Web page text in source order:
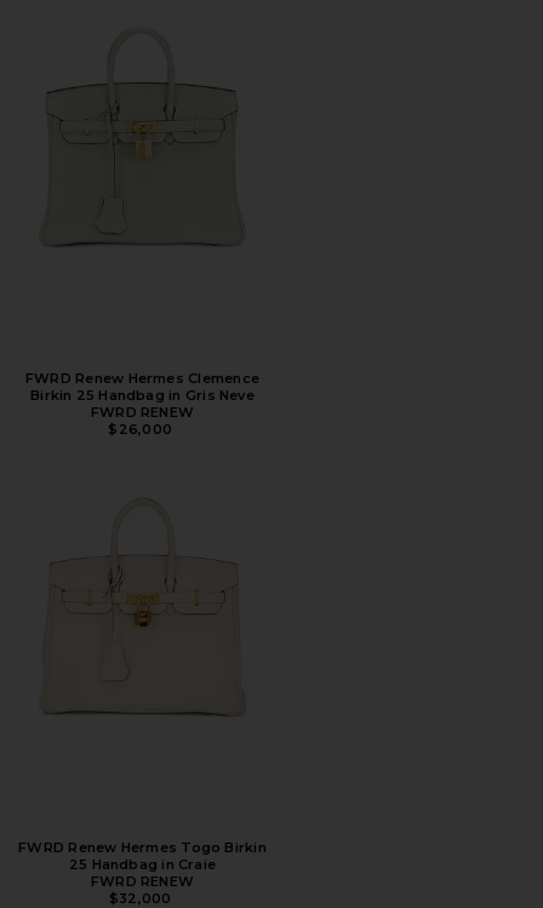
FWRD Renew Hermes Clemence
Birkin 25 Handbag in Gris Neve
FWRD RENEW
$26,000
FWRD Renew Hermes Togo Birkin
25 Handbag in Craie
FWRD RENEW
$32,000